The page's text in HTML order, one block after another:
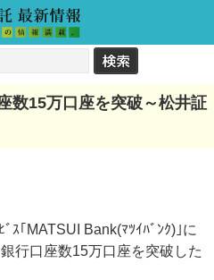
数15万口座を突破～松井証
ｽ｢MATSUI Bank(ﾏﾂｲﾊﾞﾝｸ)｣に
行口座数15万口座を突破した